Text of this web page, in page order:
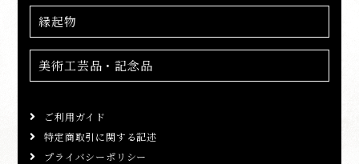
縁起物
美術工芸品・記念品
ご利用ガイド
特定商取引に関する記述
プライバシーポリシー